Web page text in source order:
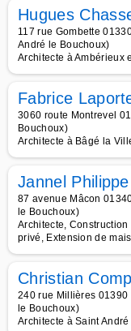
Hugues
117 rue Gombette
André le Bouchoux)
Architecte à Ambérieux
Fabrice
3060 route Montrevel
Bouchoux)
Architecte à Bâgé la
Jannel Philippe
87 avenue Mâcon
le Bouchoux)
Architecte,
privé, Extension de
Christian
240 rue Millières 01390
le Bouchoux)
Architecte à Saint